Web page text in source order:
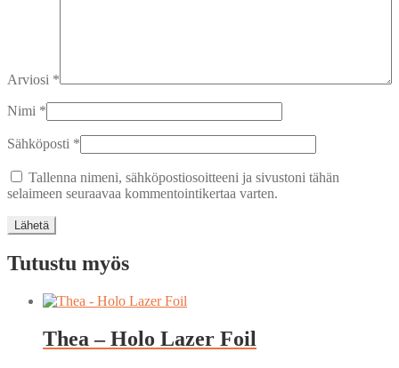
Arviosi *
Nimi *
Sähköposti *
Tallenna nimeni, sähköpostiosoitteeni ja sivustoni tähän
selaimeen seuraavaa kommentointikertaa varten.
Tutustu myös
Thea – Holo Lazer Foil